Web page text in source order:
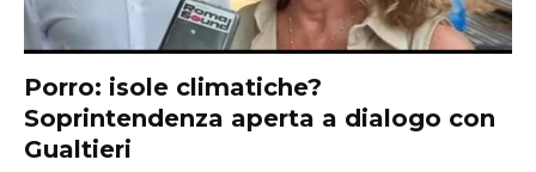
Porro: isole climatiche?
Soprintendenza aperta a dialogo con
Gualtieri